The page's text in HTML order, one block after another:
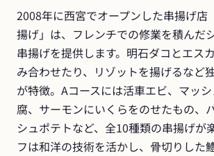
2008年に西宮でオープンした串揚げ店
揚げ」は、フレンチでの修業を積んだ
串揚げを提供します。明石ダコとエス
み合わせたり、リゾットを揚げるなど
が特徴。Aコースには活車エビ、マッ
腐、サーモンにいくらをのせたもの、
シュポテトなど、全10種類の串揚げが
フは和洋の技術を活かし、骨切りした